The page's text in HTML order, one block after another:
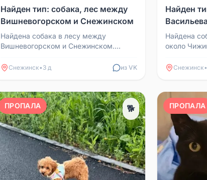
Найден тип: собака, лес между
Вишневогорском и Снежинском
Найдена собака в лесу между
Вишневогорском и Снежинском.
Снежинск• 3 д из VK
Найден
Васильева
Найдена
около
Снежинск•
ПРОПАЛА 🐕 ПРОПАЛА